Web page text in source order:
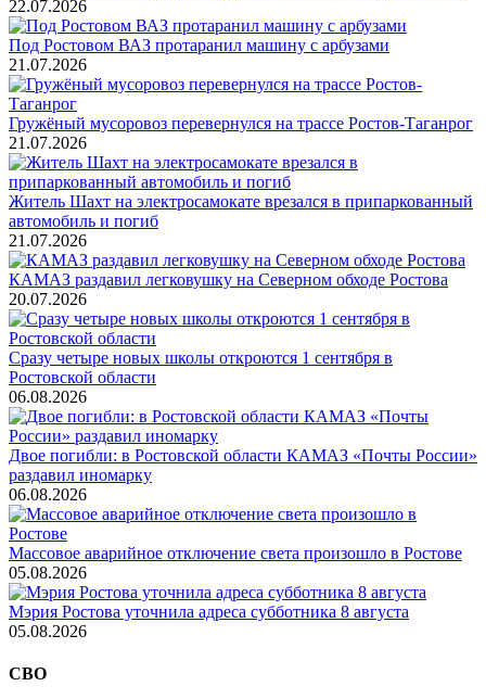
22.07.2026
Под Ростовом ВАЗ протаранил машину с арбузами
21.07.2026
Гружёный мусоровоз перевернулся на трассе Ростов-Таганрог
21.07.2026
Житель Шахт на электросамокате врезался в припаркованный
автомобиль и погиб
21.07.2026
КАМАЗ раздавил легковушку на Северном обходе Ростова
20.07.2026
Сразу четыре новых школы откроются 1 сентября в
Ростовской области
06.08.2026
Двое погибли: в Ростовской области КАМАЗ «Почты России»
раздавил иномарку
06.08.2026
Массовое аварийное отключение света произошло в Ростове
05.08.2026
Мэрия Ростова уточнила адреса субботника 8 августа
05.08.2026
СВО